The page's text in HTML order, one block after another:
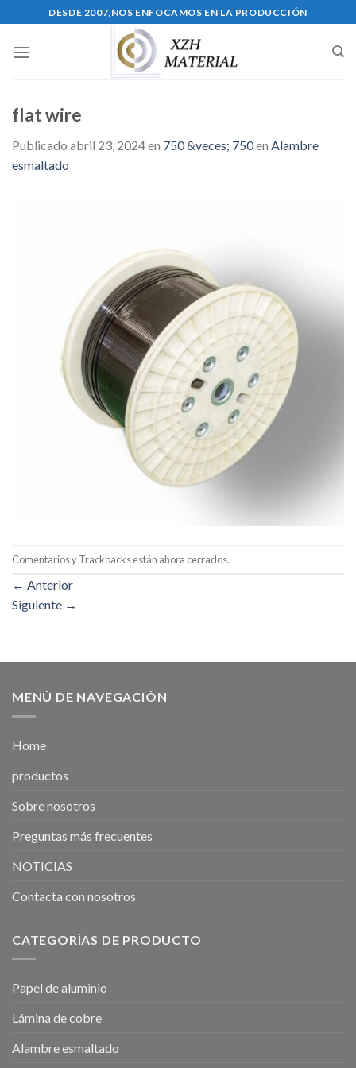
to
content
DESDE 2007,NOS ENFOCAMOS EN LA PRODUCCIÓN
flat wire
Publicado abril 23, 2024en 750 &veces; 750en Alambre
esmaltado
Comentarios y Trackbacks están ahora cerrados.
← Anterior
Siguiente →
MENÚ DE NAVEGACIÓN
Home
productos
Sobre nosotros
Preguntas más frecuentes
NOTICIAS
Contacta con nosotros
CATEGORÍAS DE PRODUCTO
Papel de aluminio
Lámina de cobre
Alambre esmaltado